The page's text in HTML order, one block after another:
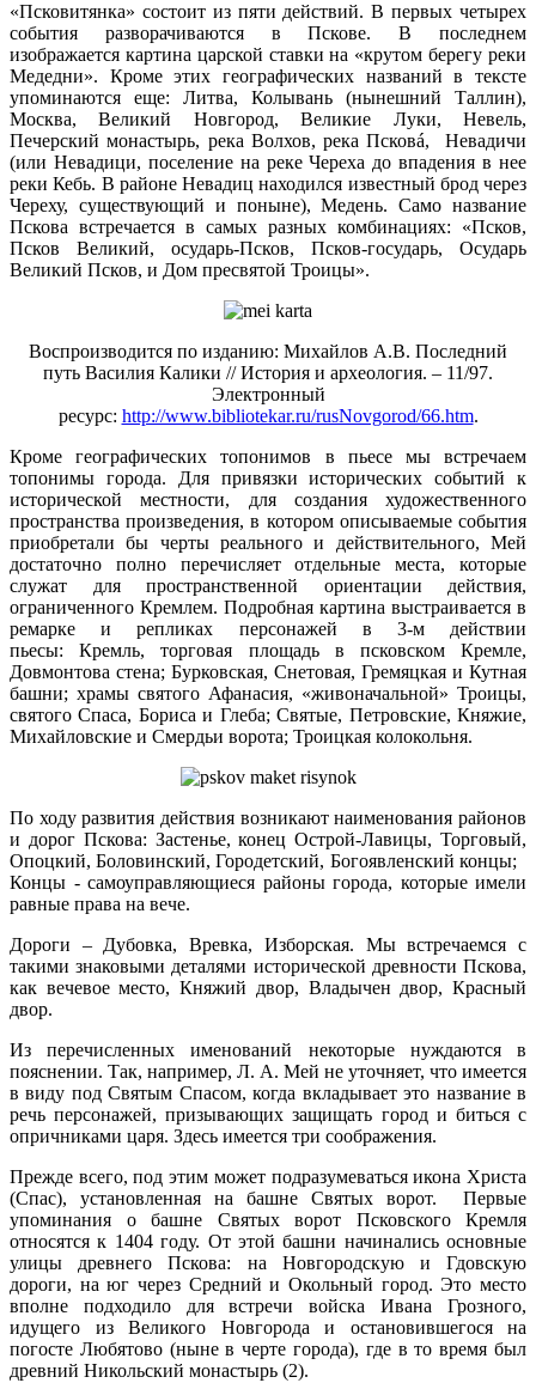
«Псковитянка» состоит из пяти действий. В первых четырех
события разворачиваются в Пскове. В последнем
изображается картина царской ставки на «крутом берегу реки
Медедни». Кроме этих географических названий в тексте
упоминаются еще: Литва, Колывань (нынешний Таллин),
Москва, Великий Новгород, Великие Луки, Невель,
Печерский монастырь, река Волхов, река Псковá, Невадичи
(или Невадици, поселение на реке Череха до впадения в нее
реки Кебь. В районе Невадиц находился известный брод через
Череху, существующий и поныне), Медень. Само название
Пскова встречается в самых разных комбинациях: «Псков,
Псков Великий, осударь-Псков, Псков-государь, Осударь
Великий Псков, и Дом пресвятой Троицы».
Воспроизводится по изданию: Михайлов А.В. Последний
путь Василия Калики // История и археология. – 11/97.
Электронный
ресурс: http://www.bibliotekar.ru/rusNovgorod/66.htm.
Кроме географических топонимов в пьесе мы встречаем
топонимы города. Для привязки исторических событий к
исторической местности, для создания художественного
пространства произведения, в котором описываемые события
приобретали бы черты реального и действительного, Мей
достаточно полно перечисляет отдельные места, которые
служат для пространственной ориентации действия,
ограниченного Кремлем. Подробная картина выстраивается в
ремарке и репликах персонажей в 3-м действии
пьесы: Кремль, торговая площадь в псковском Кремле,
Довмонтова стена; Бурковская, Снетовая, Гремяцкая и Кутная
башни; храмы святого Афанасия, «живоначальной» Троицы,
святого Спаса, Бориса и Глеба; Святые, Петровские, Княжие,
Михайловские и Смердьи ворота; Троицкая колокольня.
По ходу развития действия возникают наименования районов
и дорог Пскова: Застенье, конец Острой-Лавицы, Торговый,
Опоцкий, Боловинский, Городетский, Богоявленский концы;
Концы - самоуправляющиеся районы города, которые имели
равные права на вече.
Дороги – Дубовка, Вревка, Изборская. Мы встречаемся с
такими знаковыми деталями исторической древности Пскова,
как вечевое место, Княжий двор, Владычен двор, Красный
двор.
Из перечисленных именований некоторые нуждаются в
пояснении. Так, например, Л. А. Мей не уточняет, что имеется
в виду под Святым Спасом, когда вкладывает это название в
речь персонажей, призывающих защищать город и биться с
опричниками царя. Здесь имеется три соображения.
Прежде всего, под этим может подразумеваться икона Христа
(Спас), установленная на башне Святых ворот. Первые
упоминания о башне Святых ворот Псковского Кремля
относятся к 1404 году. От этой башни начинались основные
улицы древнего Пскова: на Новгородскую и Гдовскую
дороги, на юг через Средний и Окольный город. Это место
вполне подходило для встречи войска Ивана Грозного,
идущего из Великого Новгорода и остановившегося на
погосте Любятово (ныне в черте города), где в то время был
древний Никольский монастырь (2).